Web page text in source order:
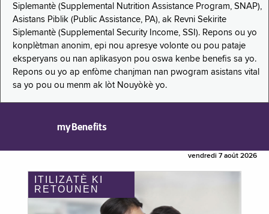
Siplemantè (Supplemental Nutrition Assistance Program, SNAP),
Asistans Piblik (Public Assistance, PA), ak Revni Sekirite
Siplemantè (Supplemental Security Income, SSI). Repons ou yo
konplètman anonim, epi nou apresye volonte ou pou pataje
eksperyans ou nan aplikasyon pou oswa kenbe benefis sa yo.
Repons ou yo ap enfòme chanjman nan pwogram asistans vital
sa yo pou ou menm ak lòt Nouyòkè yo.
myBenefits
vendredi 7 août 2026
ITILIZATÈ KI
RETOUNEN